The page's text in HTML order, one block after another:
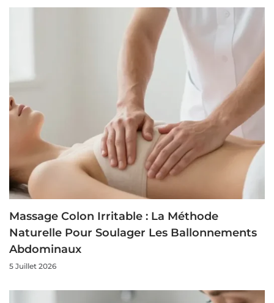
Massage Colon Irritable : La Méthode
Naturelle Pour Soulager Les Ballonnements
Abdominaux
5 Juillet 2026